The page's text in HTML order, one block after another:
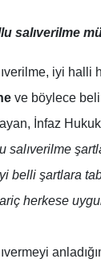
salıverilme
iyi halli
ve böylece
İnfaz
salıverilme
belli şartlara
herkese